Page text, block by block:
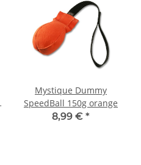
Mystique Dummy
SpeedBall 150g orange
8,99 € *